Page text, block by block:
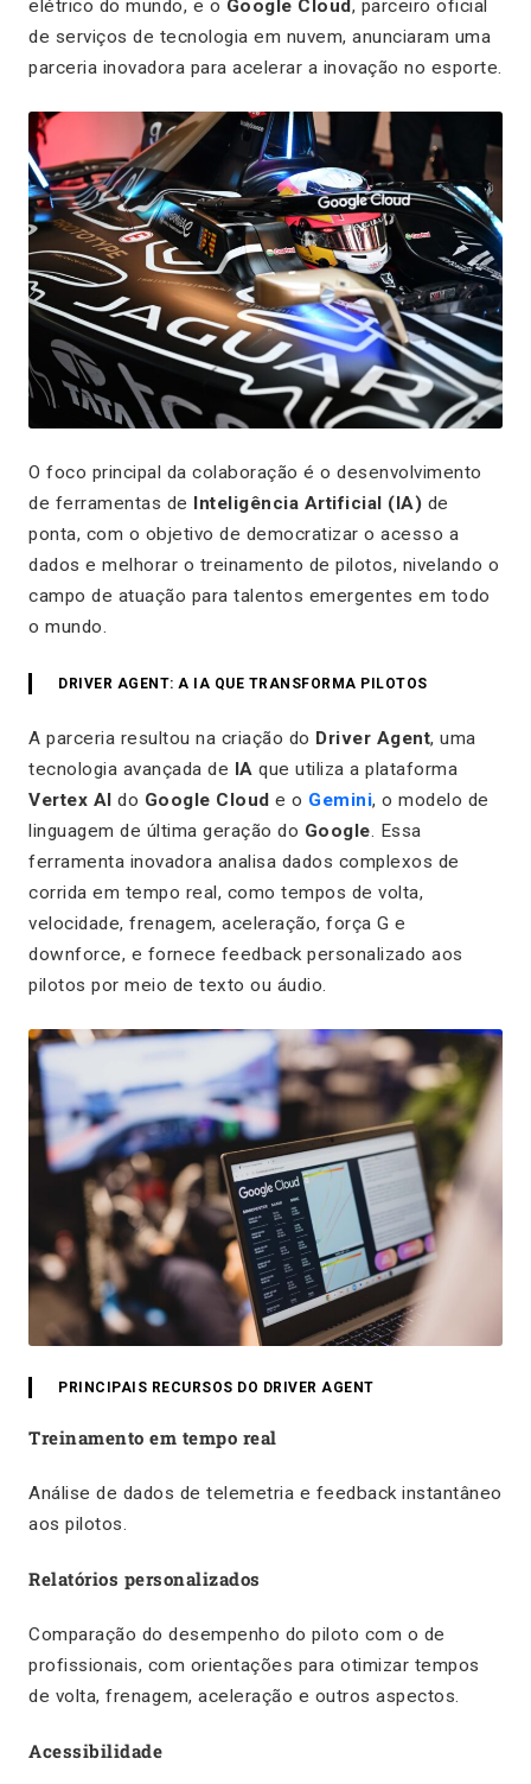
elétrico do mundo, e o Google Cloud, parceiro oficial
de serviços de tecnologia em nuvem, anunciaram uma
parceria inovadora para acelerar a inovação no esporte.
O foco principal da colaboração é o desenvolvimento
de ferramentas de Inteligência Artificial (IA) de
ponta, com o objetivo de democratizar o acesso a
dados e melhorar o treinamento de pilotos, nivelando o
campo de atuação para talentos emergentes em todo
o mundo.
DRIVER AGENT: A IA QUE TRANSFORMA PILOTOS
A parceria resultou na criação do Driver Agent, uma
tecnologia avançada de IA que utiliza a plataforma
Vertex AI do Google Cloud e o Gemini, o modelo de
linguagem de última geração do Google. Essa
ferramenta inovadora analisa dados complexos de
corrida em tempo real, como tempos de volta,
velocidade, frenagem, aceleração, força G e
downforce, e fornece feedback personalizado aos
pilotos por meio de texto ou áudio.
PRINCIPAIS RECURSOS DO DRIVER AGENT
Treinamento em tempo real
Análise de dados de telemetria e feedback instantâneo
aos pilotos.
Relatórios personalizados
Comparação do desempenho do piloto com o de
profissionais, com orientações para otimizar tempos
de volta, frenagem, aceleração e outros aspectos.
Acessibilidade